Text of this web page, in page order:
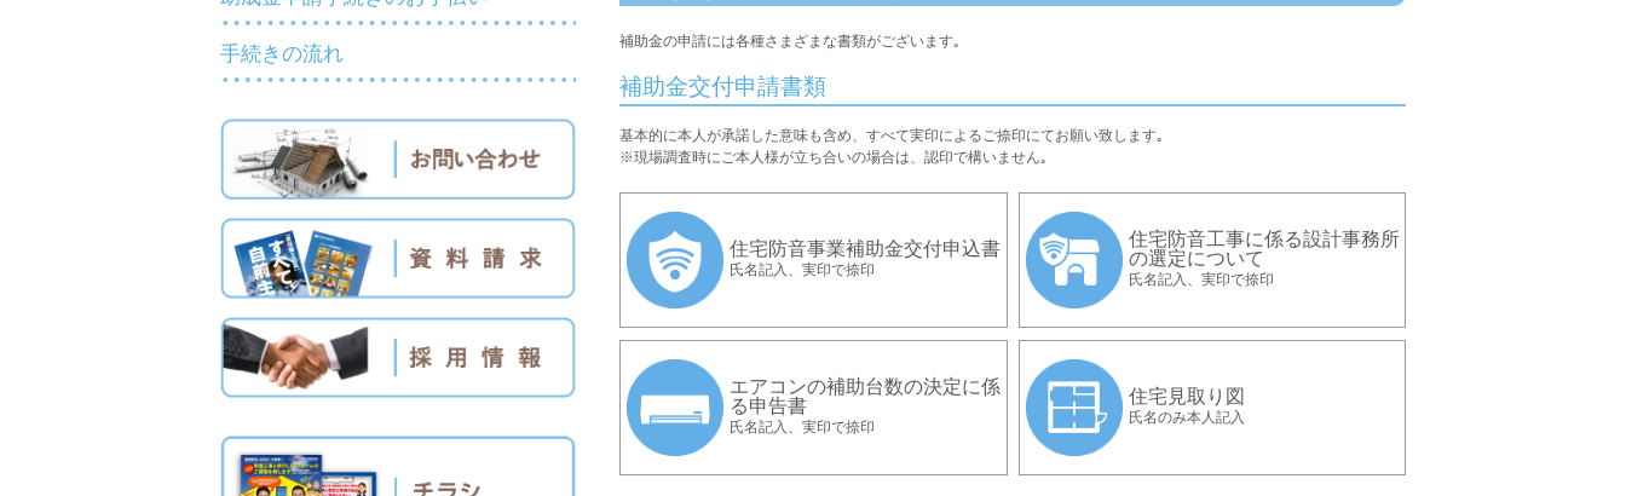
補助金の申請には各種さまざまな書類がございます｡
補助金交付申請書類
基本的に本人が承諾した意味も含め、すべて実印によるご捺印にてお願い致します｡
※現場調査時にご本人様が立ち合いの場合は、認印で構いません｡
住宅防音事業補助金交付申込書
氏名記入、実印で捺印
住宅防音工事に係る設計事務所
の選定について
氏名記入、実印で捺印
エアコンの補助台数の決定に係
る申告書
氏名記入、実印で捺印
住宅見取り図
氏名のみ本人記入
手続きの流れ